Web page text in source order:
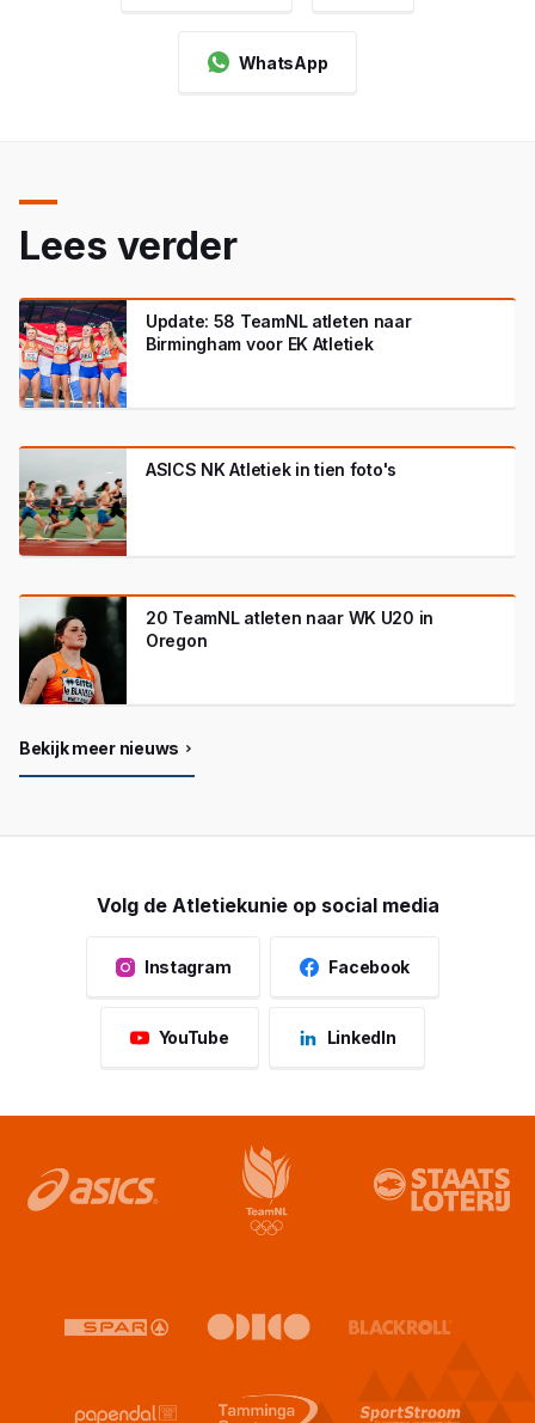
WhatsApp
Lees verder
Update: 58 TeamNL atleten naar
Birmingham voor EK Atletiek
ASICS NK Atletiek in tien foto's
20 TeamNL atleten naar WK U20 in
Oregon
Bekijk meer nieuws
Volg de Atletiekunie op social media
Instagram Facebook
YouTube LinkedIn